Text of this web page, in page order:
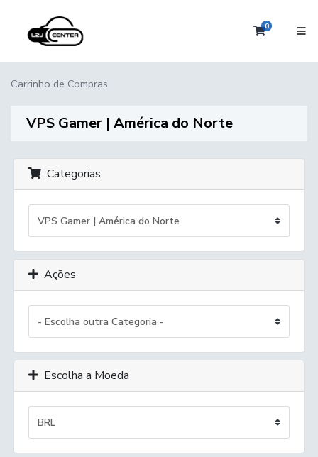
0Carrinho
Carrinho de Compras
VPS Gamer | América do Norte
Categorias
Ações
Escolha a Moeda